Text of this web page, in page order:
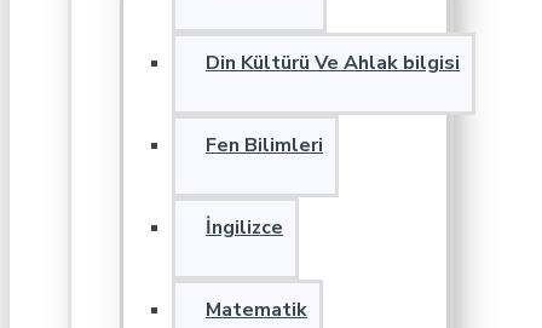
Din Kültürü Ve Ahlak bilgisi
Fen Bilimleri
İngilizce
Matematik